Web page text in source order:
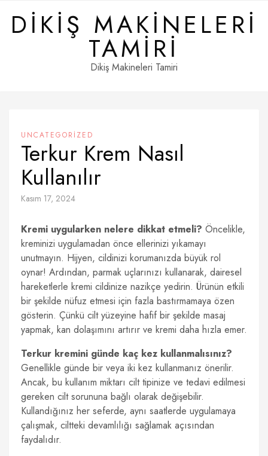
contentDIKIŞ MAKINELERI
TAMIRI
Dikiş Makineleri Tamiri
UNCATEGORIZED
Terkur Krem Nasıl
Kullanılır
Kasım 17, 2024
Kremi uygularken nelere dikkat etmeli? Öncelikle,
kreminizi uygulamadan önce ellerinizi yıkamayı
unutmayın. Hijyen, cildinizi korumanızda büyük rol
oynar! Ardından, parmak uçlarınızı kullanarak, dairesel
hareketlerle kremi cildinize nazikçe yedirin. Ürünün etkili
bir şekilde nüfuz etmesi için fazla bastırmamaya özen
gösterin. Çünkü cilt yüzeyine hafif bir şekilde masaj
yapmak, kan dolaşımını artırır ve kremi daha hızla emer.
Terkur kremini günde kaç kez kullanmalısınız?
Genellikle günde bir veya iki kez kullanmanız önerilir.
Ancak, bu kullanım miktarı cilt tipinize ve tedavi edilmesi
gereken cilt sorununa bağlı olarak değişebilir.
Kullandığınız her seferde, aynı saatlerde uygulamaya
çalışmak, ciltteki devamlılığı sağlamak açısından
faydalıdır.